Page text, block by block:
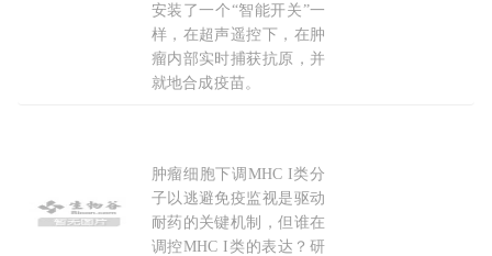
安装了一个“智能开关”一
样，在超声遥控下，在肿
瘤内部实时捕获抗原，并
就地合成疫苗。
肿瘤的“隐形斗篷”怎么织的？林东昕/吴晨发现
肿瘤细胞下调MHC I类分
子以逃避免疫监视是驱动
耐药的关键机制，但谁在
调控MHC I类的表达？研